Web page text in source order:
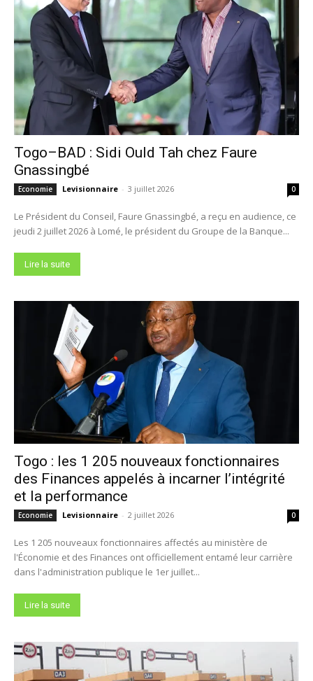
Togo–BAD : Sidi Ould Tah chez Faure
Gnassingbé
Economie Levisionnaire - 3 juillet 2026 0
Le Président du Conseil, Faure Gnassingbé, a reçu en audience, ce
jeudi 2 juillet 2026 à Lomé, le président du Groupe de la Banque...
Lire la suite
Togo : les 1 205 nouveaux fonctionnaires
des Finances appelés à incarner l’intégrité
et la performance
Economie Levisionnaire - 2 juillet 2026 0
Les 1 205 nouveaux fonctionnaires affectés au ministère de
l'Économie et des Finances ont officiellement entamé leur carrière
dans l'administration publique le 1er juillet...
Lire la suite